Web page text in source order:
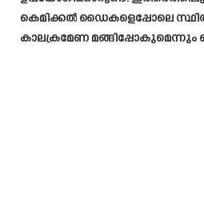
കെമിക്കൽ ഡൈകളെപ്പോലെ
കാലക്രമേണ